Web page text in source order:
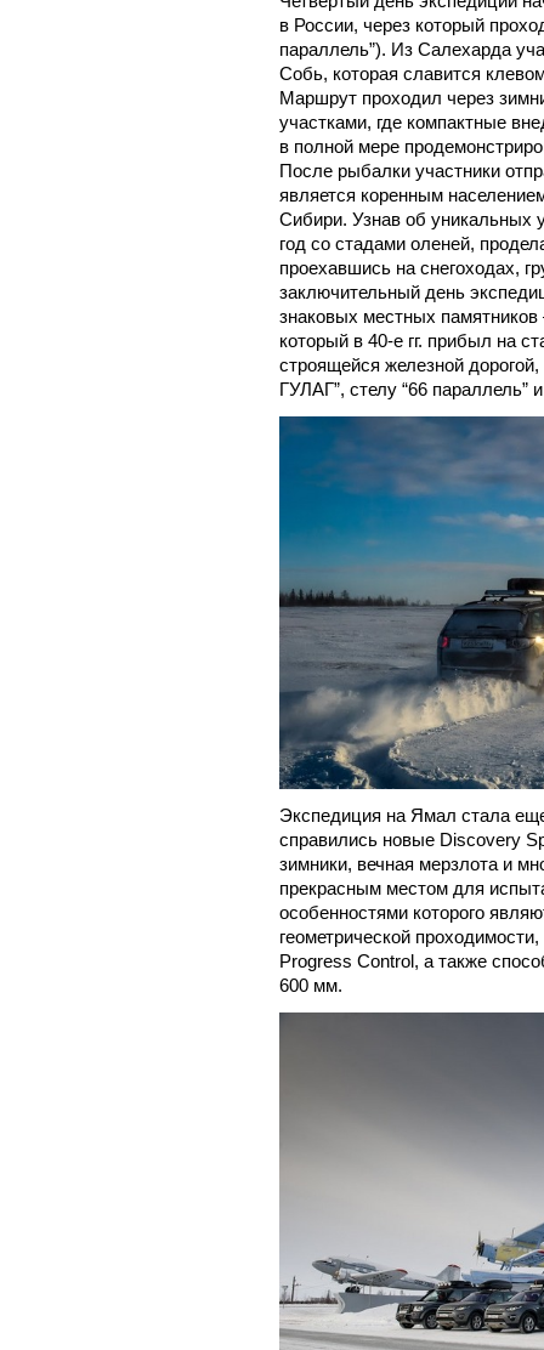
в России, через который
параллель”). Из Салехарда
Собь, которая славится
Маршрут проходил через
участками, где компактные
в полной мере
После рыбалки участники
является коренным
Сибири. Узнав об уникальных
год со стадами оленей,
проехавшись на снегоходах,
заключительный день
знаковых местных
который в 40-е гг. прибыл на
строящейся железной
ГУЛАГ”, стелу “66
Экспедиция на Ямал стала
справились новые Discovery
зимники, вечная мерзлота и
прекрасным местом для
особенностями которого
геометрической
Progress Control, а также
600 мм.